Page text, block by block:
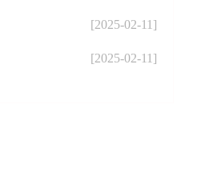
[2025-02-11]
[2025-02-11]